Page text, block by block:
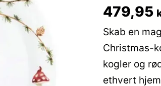
Bedømt
som3.9
ud af 5
baseret
49
kundebed
ømmels
479,95
Skab en
Christmas-
kogler og
ethvert